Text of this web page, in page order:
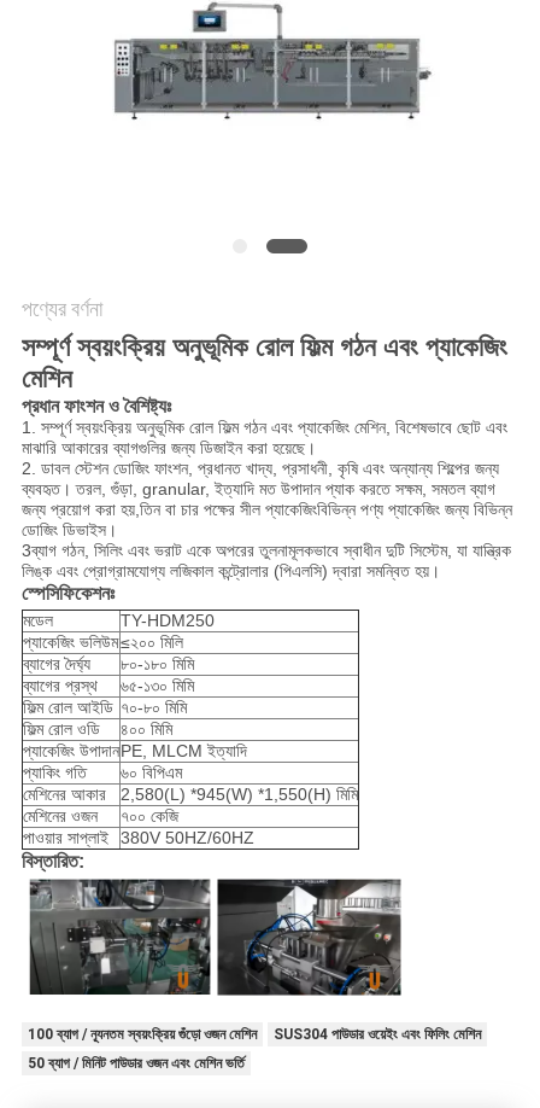
পণ্যের বর্ণনা
সম্পূর্ণ স্বয়ংক্রিয় অনুভূমিক রোল ফিল্ম গঠন এবং প্যাকেজিং
মেশিন
প্রধান ফাংশন ও বৈশিষ্ট্যঃ
1. সম্পূর্ণ স্বয়ংক্রিয় অনুভূমিক রোল ফিল্ম গঠন এবং প্যাকেজিং মেশিন, বিশেষভাবে ছোট এবং
মাঝারি আকারের ব্যাগগুলির জন্য ডিজাইন করা হয়েছে।
2. ডাবল স্টেশন ডোজিং ফাংশন, প্রধানত খাদ্য, প্রসাধনী, কৃষি এবং অন্যান্য শিল্পের জন্য
ব্যবহৃত। তরল, গুঁড়া, granular, ইত্যাদি মত উপাদান প্যাক করতে সক্ষম, সমতল ব্যাগ
জন্য প্রয়োগ করা হয়,তিন বা চার পক্ষের সীল প্যাকেজিংবিভিন্ন পণ্য প্যাকেজিং জন্য বিভিন্ন
ডোজিং ডিভাইস।
3ব্যাগ গঠন, সিলিং এবং ভরাট একে অপরের তুলনামূলকভাবে স্বাধীন দুটি সিস্টেম, যা যান্ত্রিক
লিঙ্ক এবং প্রোগ্রামযোগ্য লজিকাল কন্ট্রোলার (পিএলসি) দ্বারা সমন্বিত হয়।
স্পেসিফিকেশনঃ
মডেল
TY-HDM250
প্যাকেজিং ভলিউম≤২০০ মিলি
ব্যাগের দৈর্ঘ্য
৮০-১৮০ মিমি
ব্যাগের প্রস্থ
৬৫-১৩০ মিমি
ফিল্ম রোল আইডি ৭০-৮০ মিমি
ফিল্ম রোল ওডি
৪০০ মিমি
প্যাকেজিং উপাদানPE, MLCM ইত্যাদি
প্যাকিং গতি
৬০ বিপিএম
মেশিনের আকার
2,580(L) *945(W) *1,550(H) মিমি
মেশিনের ওজন
৭০০ কেজি
পাওয়ার সাপ্লাই
380V 50HZ/60HZ
বিস্তারিত:
100 ব্যাগ / ন্যূনতম স্বয়ংক্রিয় গুঁড়ো ওজন মেশিন
SUS304 পাউডার ওয়েইং এবং ফিলিং মেশিন
50 ব্যাগ / মিনিট পাউডার ওজন এবং মেশিন ভর্তি